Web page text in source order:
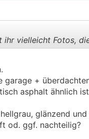
vielleicht Fotos,
garage +
asphalt ähnlich
glänzend
od. ggf. nachteilig?